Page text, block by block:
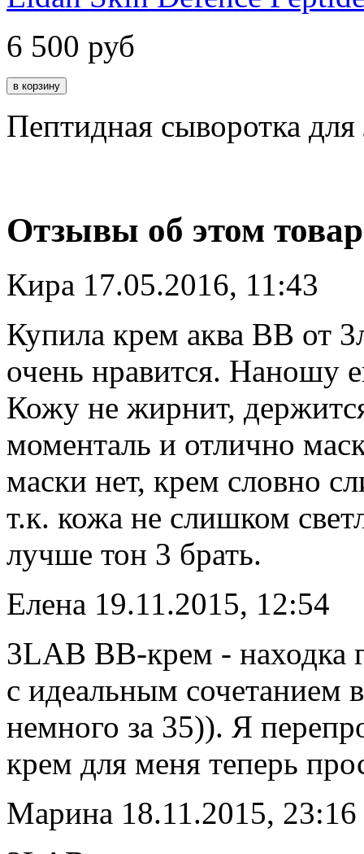
6 500 руб
Пептидная сыворотка
Отзывы об этом
Кира 17.05.2016, 11:43
Купила крем аква ВВ от
очень нравится. Наношу
Кожу не жирнит,
моменталь и отлично
маски нет, крем словно
т.к. кожа не слишком
лучше тон 3 брать.
Елена 19.11.2015, 12:54
3LAB BB-крем - находка
с идеальным сочетанием
немного за 35)). Я
крем для меня теперь
Марина 18.11.2015, 23:16